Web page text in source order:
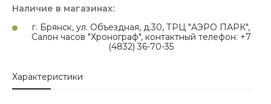
Наличие в магазинах:
г. Брянск, ул. Объездная, д.30, ТРЦ "АЭРО ПАРК",
Салон часов "Хронограф", контактный телефон: +7
(4832) 36-70-35
Характеристики